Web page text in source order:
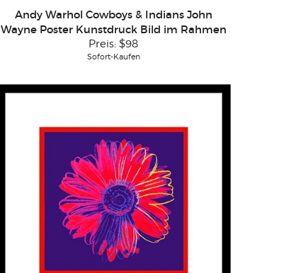
Andy Warhol Cowboys & Indians John
Wayne Poster Kunstdruck Bild im Rahmen
Preis:$98
Sofort-Kaufen